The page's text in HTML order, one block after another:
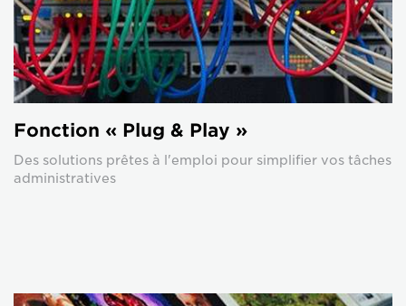
Fonction « Plug & Play »
Des solutions prêtes à l'emploi pour simplifier vos tâches
administratives